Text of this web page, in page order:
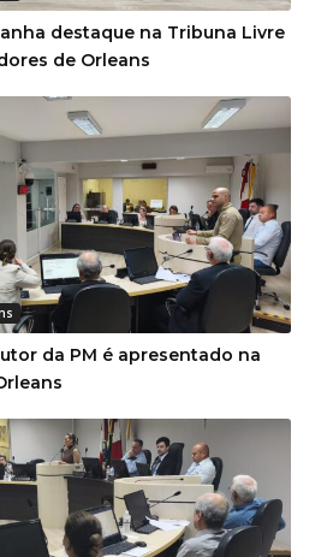
destaque na Tribuna Livre
de Orleans
da PM é apresentado na